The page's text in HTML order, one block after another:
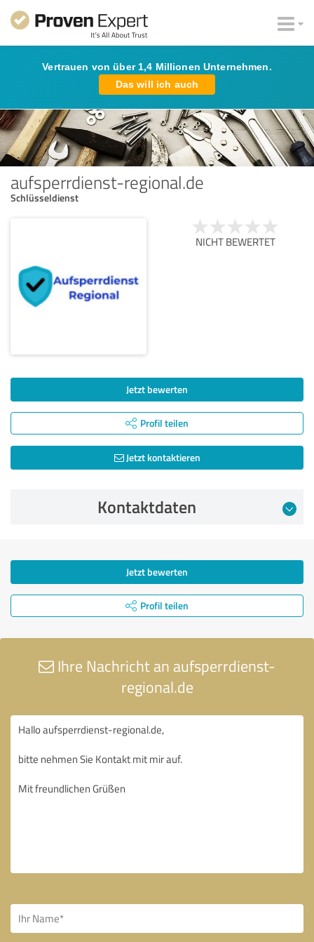
Vertrauen von über 1,4 Millionen Unternehmen.
Das will ich auch
aufsperrdienst-regional.de
Schlüsseldienst
NICHT BEWERTET
Jetzt bewerten
Profil teilen
Jetzt kontaktieren
Kontaktdaten
Jetzt bewerten
Profil teilen
Ihre Nachricht an aufsperrdienst-
regional.de